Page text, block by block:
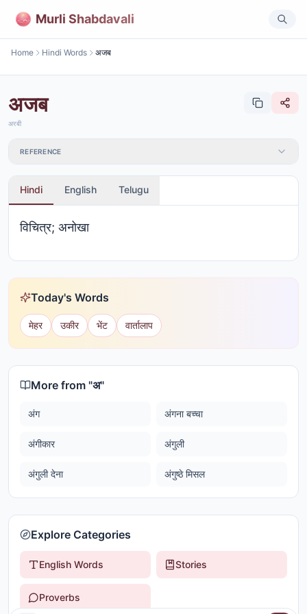
Murli Shabdavali
Home Hindi Words अजब
अजब
अरबी
REFERENCE
Hindi English Telugu
विचित्र; अनोखा
Today's Words
मेहर उकीर भेंट वार्तालाप
More from "अ"
अंग अंगना बच्चा
अंगीकार अंगुली
अंगुली देना अंगुष्ठे मिसल
Explore Categories
English Words Stories
Proverbs